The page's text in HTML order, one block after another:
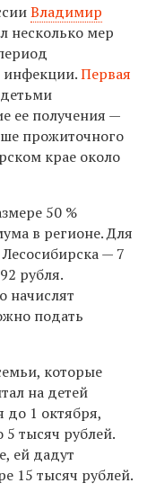
Владимир
несколько мер
инфекции.Первая
ее получения —
прожиточного
крае около
50 %
в регионе. Для
— 7
рубля.
начислят
подать
которые
на детей
до 1 октября,
тысяч рублей.
ей дадут
15 тысяч рублей.